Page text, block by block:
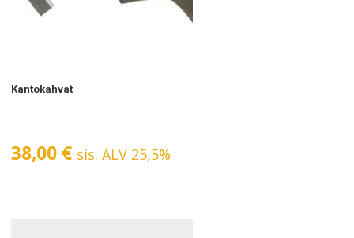
Kantokahvat
38,00 € sis. ALV 25,5%